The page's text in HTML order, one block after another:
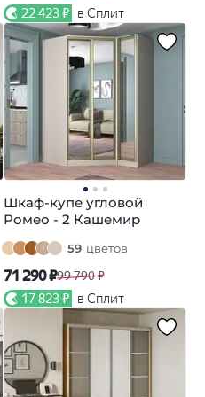
22 423 ₽ в Сплит
Шкаф-купе угловой
Ромео - 2 Кашемир
59 цветов
71 290 ₽99 790 ₽
17 823 ₽ в Сплит